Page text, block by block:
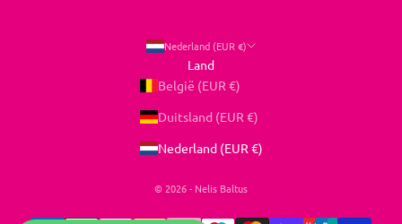
Nederland (EUR €)
Land
België (EUR €)
Duitsland (EUR €)
Nederland (EUR €)
© 2026 - Nelis Baltus